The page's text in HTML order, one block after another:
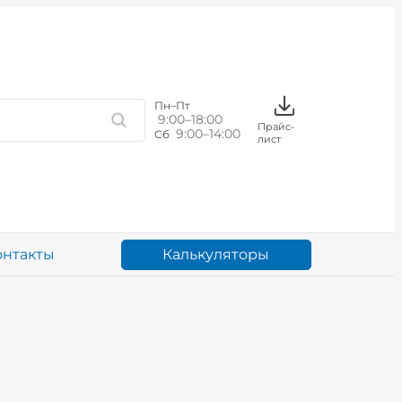
Пн–Пт
9:00–18:00
Сб 9:00–14:00
Прайс-
лист
Калькуляторы